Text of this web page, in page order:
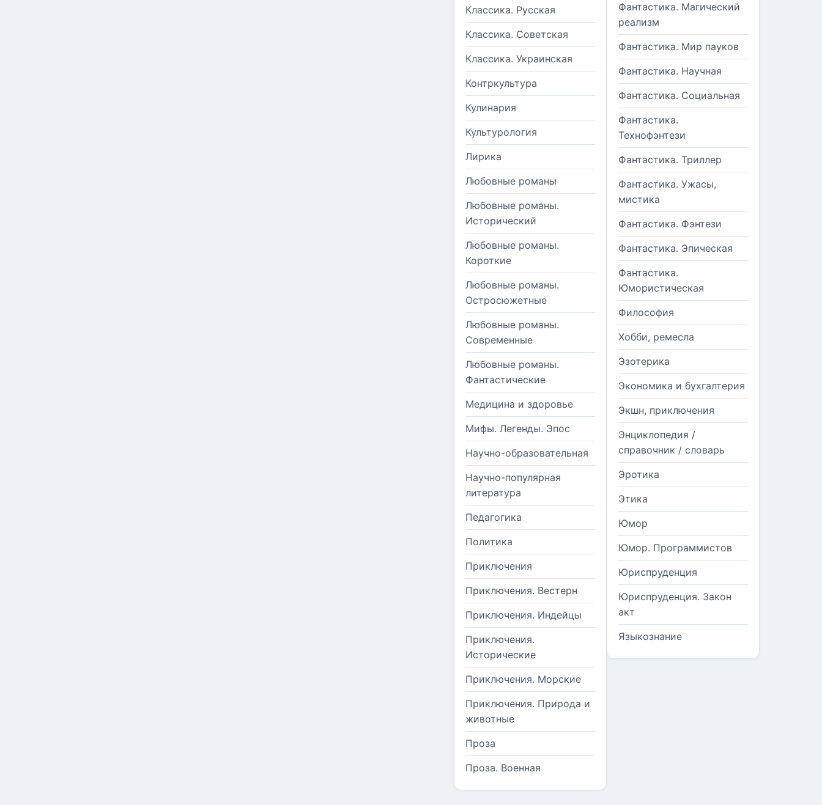
Классика. Русская
Классика. Советская
Классика. Украинская
Контркультура
Кулинария
Культурология
Лирика
Любовные романы
Любовные романы.
Исторический
Любовные романы.
Короткие
Любовные романы.
Остросюжетные
Любовные романы.
Современные
Любовные романы.
Фантастические
Медицина и здоровье
Мифы. Легенды. Эпос
Научно-образовательная
Научно-популярная
литература
Педагогика
Политика
Приключения
Приключения. Вестерн
Приключения. Индейцы
Приключения.
Исторические
Приключения. Морские
Приключения. Природа и
животные
Проза
Проза. Военная
Фантастика. Магический
реализм
Фантастика. Мир пауков
Фантастика. Научная
Фантастика. Социальная
Фантастика.
Технофэнтези
Фантастика. Триллер
Фантастика. Ужасы,
мистика
Фантастика. Фэнтези
Фантастика. Эпическая
Фантастика.
Юмористическая
Философия
Хобби, ремесла
Эзотерика
Экономика и бухгалтерия
Экшн, приключения
Энциклопедия /
справочник / словарь
Эротика
Этика
Юмор
Юмор. Программистов
Юриспруденция
Юриспруденция. Закон
акт
Языкознание